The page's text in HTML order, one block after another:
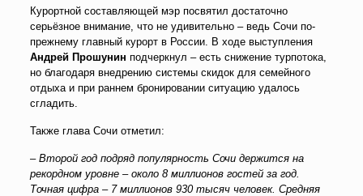
Курортной составляющей мэр посвятил достаточно
серьёзное внимание, что не удивительно – ведь Сочи по-
прежнему главный курорт в России. В ходе выступления
Андрей Прошунин подчеркнул – есть снижение турпотока,
но благодаря внедрению системы скидок для семейного
отдыха и при раннем бронировании ситуацию удалось
сгладить.
Также глава Сочи отметил:
– Второй год подряд популярность Сочи держится на
рекордном уровне – около 8 миллионов гостей за год.
Точная цифра – 7 миллионов 930 тысяч человек. Средняя